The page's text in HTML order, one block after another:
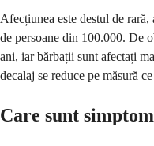
Afecțiunea este destul de
de persoane din 100.000. De
ani, iar bărbații sunt afectați
decalaj se reduce pe măsură
Care sunt